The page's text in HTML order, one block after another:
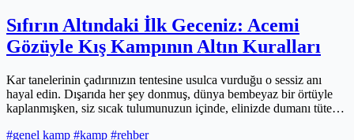
Sıfırın Altındaki İlk Geceniz: Acemi
Gözüyle Kış Kampının Altın Kuralları
Kar tanelerinin çadırınızın tentesine usulca vurduğu o sessiz anı
hayal edin. Dışarıda her şey donmuş, dünya bembeyaz bir örtüyle
kaplanmışken, siz sıcak tulumunuzun içinde, elinizde dumanı tüten
#genel kamp #kamp #rehber